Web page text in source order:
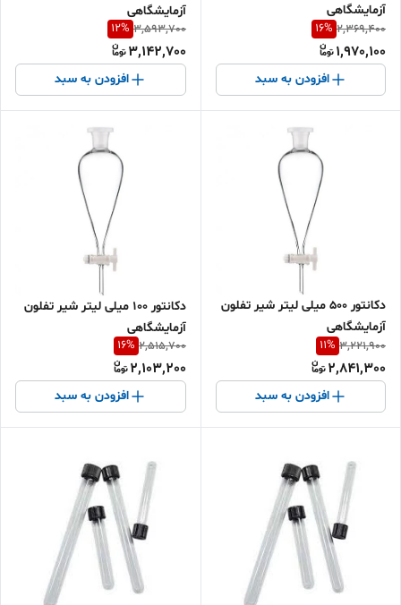
آزمایشگاهی
2,369,400
16%
1,970,100
افزودن به سبد
آزمایشگاهی
3,593,700
12%
3,142,700
افزودن به سبد
دکانتور 500 میلی لیتر شیر تفلون
آزمایشگاهی
3,221,900
11%
2,841,300
افزودن به سبد
دکانتور 100 میلی لیتر شیر تفلون
آزمایشگاهی
2,515,700
16%
2,103,200
افزودن به سبد